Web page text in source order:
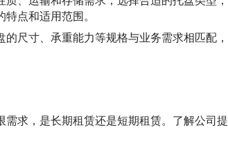
点和适用范围。
的尺寸、承重能力等规格与业务需求相匹配
需求，是长期租赁还是短期租赁。了解公司